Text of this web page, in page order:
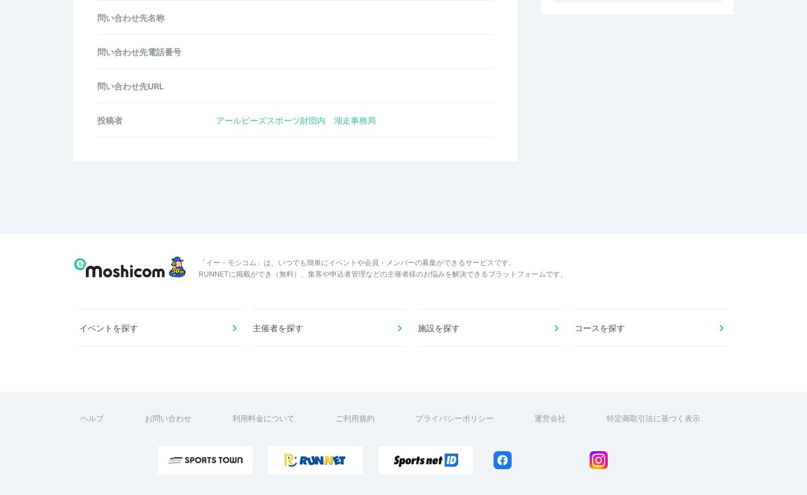
問い合わせ先名称
問い合わせ先電話番号
問い合わせ先URL
投稿者 アールビーズスポーツ財団内 湖走事務局
「イー・モシコム」は、いつでも簡単にイベントや会員・メンバーの募集ができるサービスです。
RUNNETに掲載ができ（無料）、集客や申込者管理などの主催者様のお悩みを解決できるプラットフォームです。
イベントを探す 主催者を探す 施設を探す コースを探す
ヘルプ お問い合わせ 利用料金について ご利用規約 プライバシーポリシー 運営会社 特定商取引法に基づく表示